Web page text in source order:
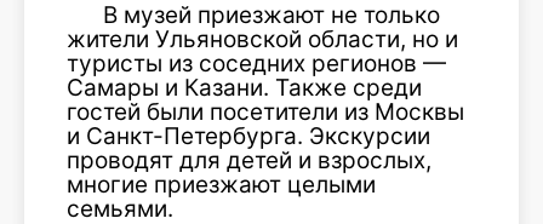
В музей приезжают не только
жители Ульяновской области, но и
туристы из соседних регионов —
Самары и Казани. Также среди
гостей были посетители из Москвы
и Санкт-Петербурга. Экскурсии
проводят для детей и взрослых,
многие приезжают целыми
семьями.